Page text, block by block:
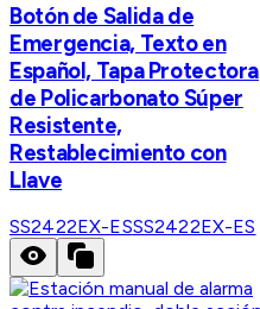
Botón de Salida de
Emergencia, Texto en
Español, Tapa Protectora
de Policarbonato Súper
Resistente,
Restablecimiento con
Llave
SS2422EX-ESSS2422EX-ES